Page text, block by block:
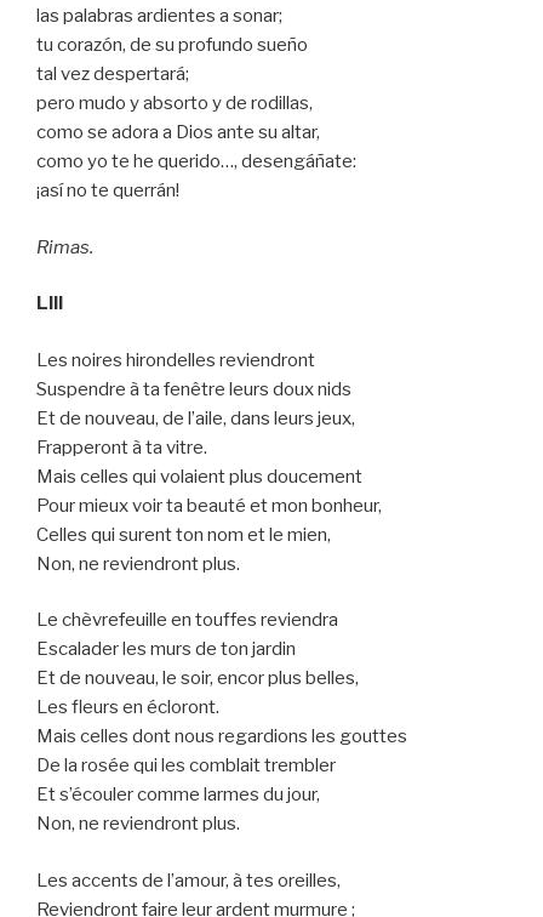
las palabras ardientes a sonar;
tu corazón, de su profundo sueño
tal vez despertará;
pero mudo y absorto y de rodillas,
como se adora a Dios ante su altar,
como yo te he querido…, desengáñate:
¡así no te querrán!
Rimas.
LIII
Les noires hirondelles reviendront
Suspendre à ta fenêtre leurs doux nids
Et de nouveau, de l’aile, dans leurs jeux,
Frapperont à ta vitre.
Mais celles qui volaient plus doucement
Pour mieux voir ta beauté et mon bonheur,
Celles qui surent ton nom et le mien,
Non, ne reviendront plus.
Le chèvrefeuille en touffes reviendra
Escalader les murs de ton jardin
Et de nouveau, le soir, encor plus belles,
Les fleurs en écloront.
Mais celles dont nous regardions les gouttes
De la rosée qui les comblait trembler
Et s’écouler comme larmes du jour,
Non, ne reviendront plus.
Les accents de l’amour, à tes oreilles,
Reviendront faire leur ardent murmure ;